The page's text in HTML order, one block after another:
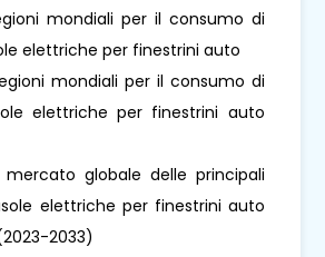
mondiali per il consumo di
elettriche per finestrini auto
mondiali per il consumo di
elettriche per finestrini auto
mercato globale delle principali
elettriche per finestrini auto
2033)